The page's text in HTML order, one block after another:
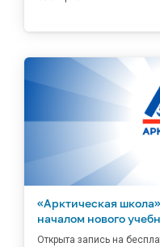
«Арктическая
началом нового
Открыта запись на